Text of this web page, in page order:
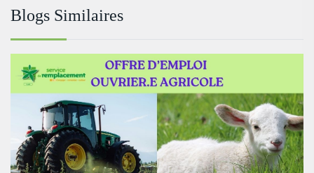
Blogs Similaires